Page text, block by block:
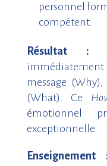
personnel
compétent.
Résultat :
message
(What). Ce
émotionnel
exceptionnelle.
Enseignement